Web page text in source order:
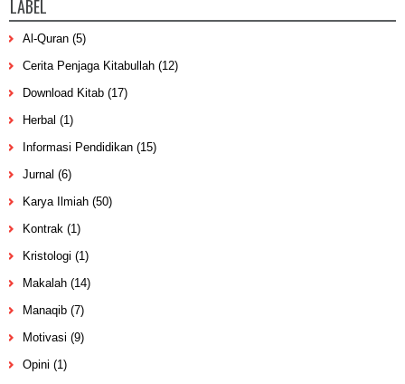
LABEL
Al-Quran (5)
Cerita Penjaga Kitabullah (12)
Download Kitab (17)
Herbal (1)
Informasi Pendidikan (15)
Jurnal (6)
Karya Ilmiah (50)
Kontrak (1)
Kristologi (1)
Makalah (14)
Manaqib (7)
Motivasi (9)
Opini (1)